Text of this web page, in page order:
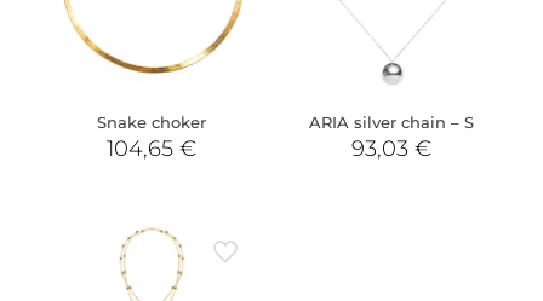
Snake choker
104,65 €
ARIA silver chain – S
93,03€